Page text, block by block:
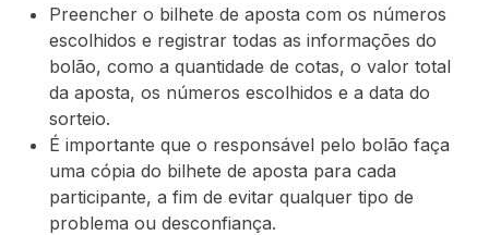
Preencher o bilhete de aposta com os números
escolhidos e registrar todas as informações do
bolão, como a quantidade de cotas, o valor total
da aposta, os números escolhidos e a data do
sorteio.
É importante que o responsável pelo bolão faça
uma cópia do bilhete de aposta para cada
participante, a fim de evitar qualquer tipo de
problema ou desconfiança.